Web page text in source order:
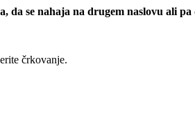
se nahaja na drugem naslovu ali
črkovanje.